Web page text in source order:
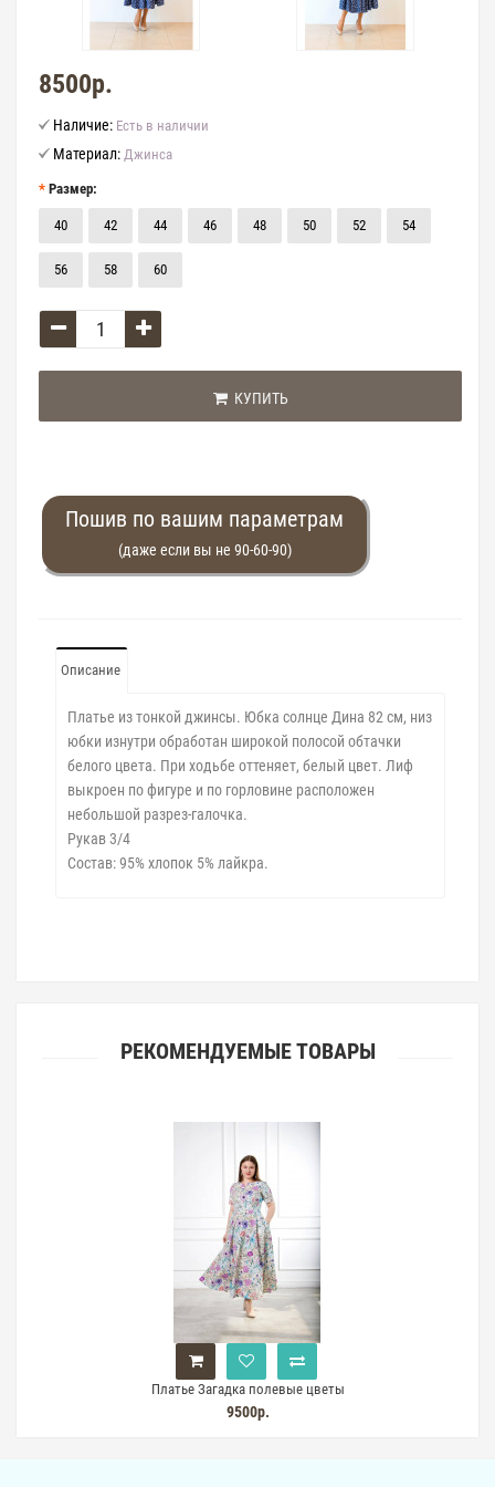
8500р.
Наличие: Есть в наличии
Материал: Джинса
Размер:
40 42 44 46 48 50 52 54
56 58 60
КУПИТЬ
Пошив по вашим параметрам
(даже если вы не 90-60-90)
Описание
Платье из тонкой джинсы. Юбка солнце Дина 82 см, низ
юбки изнутри обработан широкой полосой обтачки
белого цвета. При ходьбе оттеняет, белый цвет. Лиф
выкроен по фигуре и по горловине расположен
небольшой разрез-галочка.
Рукав 3/4
Состав: 95% хлопок 5% лайкра.
РЕКОМЕНДУЕМЫЕ ТОВАРЫ
Платье Загадка полевые цветы
9500р.